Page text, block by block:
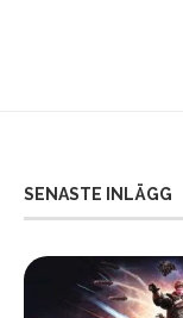
SENASTE INLÄGG